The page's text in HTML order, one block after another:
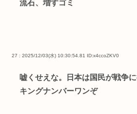
流石、増すゴミ
27 : 2025/12/03(水) 10:30:54.81 ID:x4ccoZKV0
嘘くせえな。日本は国民が戦争
キングナンバーワンぞ